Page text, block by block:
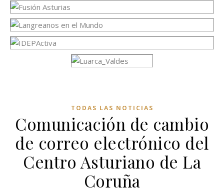
TODAS LAS NOTICIAS
Comunicación de cambio
de correo electrónico del
Centro Asturiano de La
Coruña